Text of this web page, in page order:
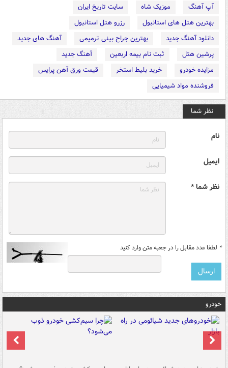
آپ آهنگ موزیک شاه
سایت تاریخ ایران
بهترین هتل های استانبول
رزرو هتل استانبول
دانلود آهنگ جدید
بهترین جراح بینی ترمیمی
آهنگ های جدید
پرشین هتل
ثبت نام بیمه اربعین
آهنگ جدید
مزایده خودرو
خرید بلیط استخر
قیمت ورق آهن پرایس
فروشنده مواد شیمیایی
نظر شما
نام
ایمیل
نظر شما *
* لطفا عدد مقابل را در جعبه متن وارد کنید
خودرو